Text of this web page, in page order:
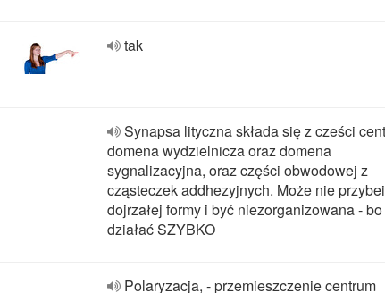
tak
Synapsa lityczna składa się z cześci
domena wydzielnicza oraz domena
sygnalizacyjna, oraz części obwodowej z
cząsteczek addhezyjnych. Może nie
dojrzałej formy i być niezorganizowana -
działać SZYBKO
Polaryzacja, - przemieszczenie centrum